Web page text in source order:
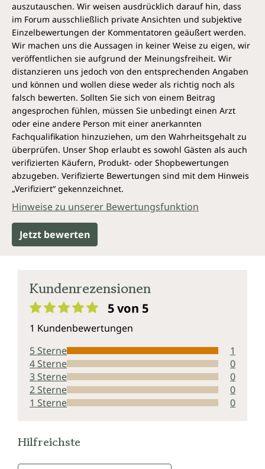
auszutauschen. Wir weisen ausdrücklich darauf hin, dass
im Forum ausschließlich private Ansichten und subjektive
Einzelbewertungen der Kommentatoren geäußert werden.
Wir machen uns die Aussagen in keiner Weise zu eigen, wir
veröffentlichen sie aufgrund der Meinungsfreiheit. Wir
distanzieren uns jedoch von den entsprechenden Angaben
und können und wollen diese weder als richtig noch als
falsch bewerten. Sollten Sie sich von einem Beitrag
angesprochen fühlen, müssen Sie unbedingt einen Arzt
oder eine andere Person mit einer anerkannten
Fachqualifikation hinzuziehen, um den Wahrheitsgehalt zu
überprüfen. Unser Shop erlaubt es sowohl Gästen als auch
verifizierten Käufern, Produkt- oder Shopbewertungen
abzugeben. Verifizierte Bewertungen sind mit dem Hinweis
„Verifiziert“ gekennzeichnet.
Hinweise zu unserer Bewertungsfunktion
Jetzt bewerten
Kundenrezensionen
5 von 5
1 Kundenbewertungen
5 Sterne
1
4 Sterne
0
3 Sterne
0
2 Sterne
0
1 Sterne
0
Hilfreichste